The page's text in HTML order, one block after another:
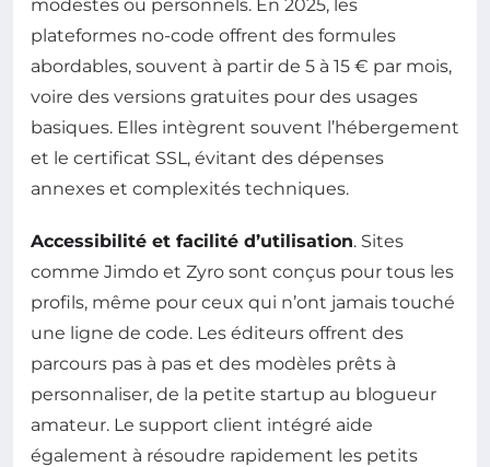
modestes ou personnels. En 2025, les
plateformes no-code offrent des formules
abordables, souvent à partir de 5 à 15 € par mois,
voire des versions gratuites pour des usages
basiques. Elles intègrent souvent l’hébergement
et le certificat SSL, évitant des dépenses
annexes et complexités techniques.
Accessibilité et facilité d’utilisation. Sites
comme Jimdo et Zyro sont conçus pour tous les
profils, même pour ceux qui n’ont jamais touché
une ligne de code. Les éditeurs offrent des
parcours pas à pas et des modèles prêts à
personnaliser, de la petite startup au blogueur
amateur. Le support client intégré aide
également à résoudre rapidement les petits